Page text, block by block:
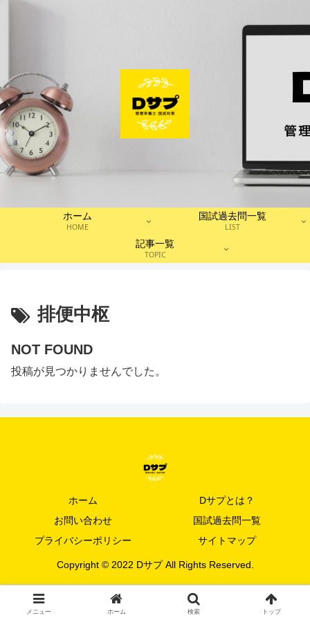
ホーム
HOME
国試過去問一覧
LIST
記事一覧
TOPIC
排便中枢
NOT FOUND
投稿が見つかりませんでした。
ホーム
Dサプとは？
お問い合わせ
国試過去問一覧
プライバシーポリシー
サイトマップ
Copyright © 2022 Dサプ All Rights Reserved.
メニュー ホーム 検索 トップ